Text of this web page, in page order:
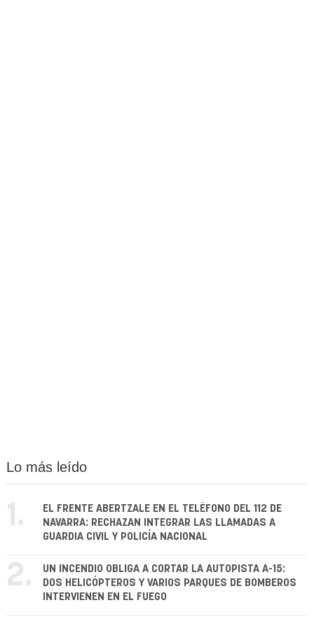
Lo más leído
1.
EL FRENTE ABERTZALE EN EL TELÉFONO DEL 112 DE
NAVARRA: RECHAZAN INTEGRAR LAS LLAMADAS A
GUARDIA CIVIL Y POLICÍA NACIONAL
2.
UN INCENDIO OBLIGA A CORTAR LA AUTOPISTA A-15:
DOS HELICÓPTEROS Y VARIOS PARQUES DE BOMBEROS
INTERVIENEN EN EL FUEGO